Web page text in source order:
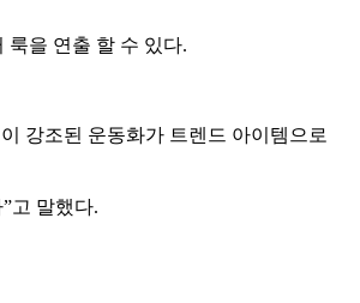
룩을 연출 할 수 있다.
강조된 운동화가 트렌드 아이템으로
고 말했다.